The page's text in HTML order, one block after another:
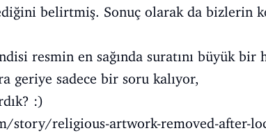
belirtmiş. Sonuç olarak da bizlerin
resmin en sağında suratını büyük bir
geriye sadece bir soru kalıyor,
:)
story/religious-artwork-removed-after-